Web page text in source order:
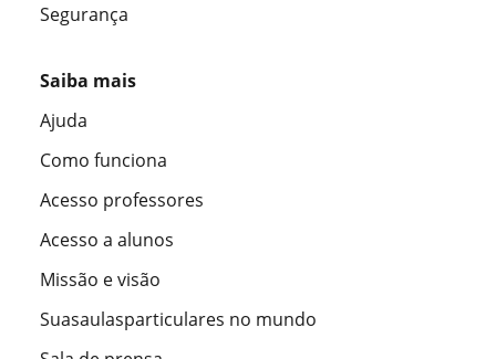
Segurança
Saiba mais
Ajuda
Como funciona
Acesso professores
Acesso a alunos
Missão e visão
Suasaulasparticulares no mundo